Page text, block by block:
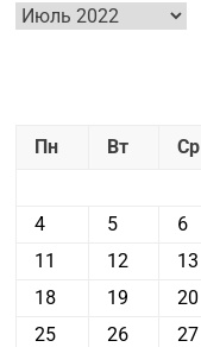
Архив
новостей
Пн
Вт Ср
4
5 6
11
12 13
18
19 20
25
26 27